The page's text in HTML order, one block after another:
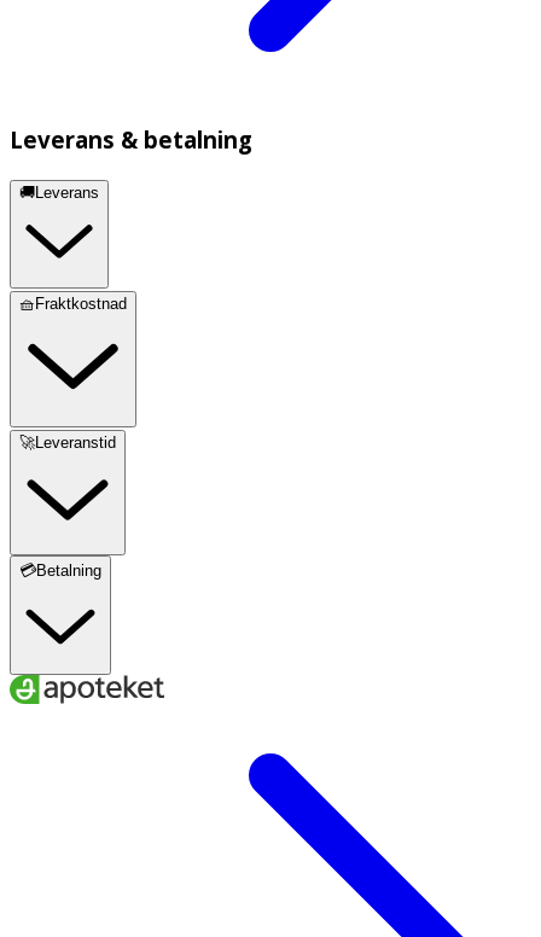
Leverans & betalning
🚚Leverans
🧺Fraktkostnad
🚀Leveranstid
💳Betalning